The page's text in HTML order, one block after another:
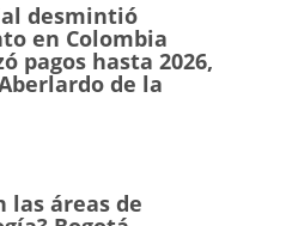
desmintió
en Colombia
pagos hasta 2026,
de la
las áreas de